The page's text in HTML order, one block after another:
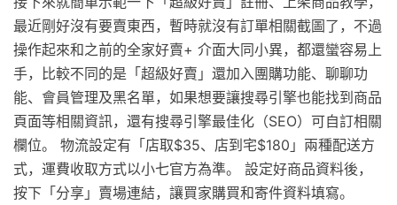
最近剛好沒有要賣東西，暫時就沒有訂單相關截圖了，不過
操作起來和之前的全家好賣+ 介面大同小異，都還蠻容易上
手，比較不同的是「超級好賣」還加入團購功能、聊聊功
能、會員管理及黑名單，如果想要讓搜尋引擎也能找到商品
頁面等相關資訊，還有搜尋引擎最佳化（SEO）可自訂相關
欄位。 物流設定有「店取$35、店到宅$180」兩種配送方
式，運費收取方式以小七官方為準。 設定好商品資料後，
按下「分享」賣場連結，讓買家購買和寄件資料填寫。